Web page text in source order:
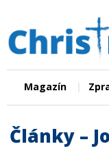
Magazín
Články –